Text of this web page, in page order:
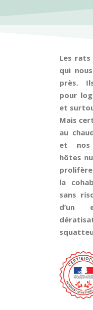
Les rats
qui
près.
pour
et
Mais
au
et nos
hôtes
la
sans
d’un